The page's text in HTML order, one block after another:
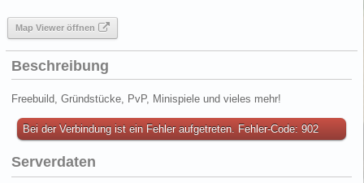
Map Viewer öffnen
Beschreibung
Freebuild, Gründstücke, PvP, Minispiele und vieles mehr!
Bei der Verbindung ist ein Fehler aufgetreten. Fehler-Code: 902
Serverdaten